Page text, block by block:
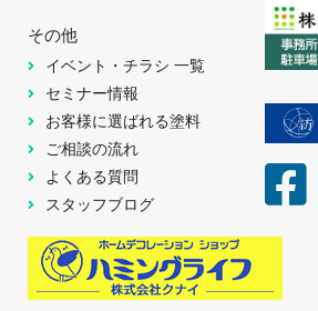
その他
イベント・チラシ 一覧
セミナー情報
お客様に選ばれる塗料
ご相談の流れ
よくある質問
スタッフブログ